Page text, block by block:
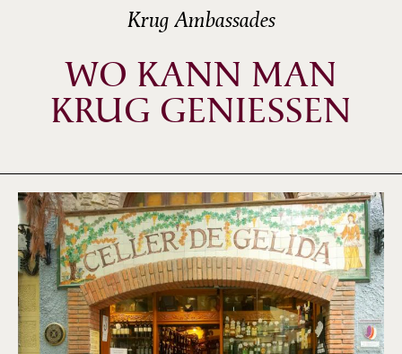
Krug Ambassades
WO KANN MAN
KRUG GENIESSEN